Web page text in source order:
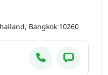
Bangkok 10260